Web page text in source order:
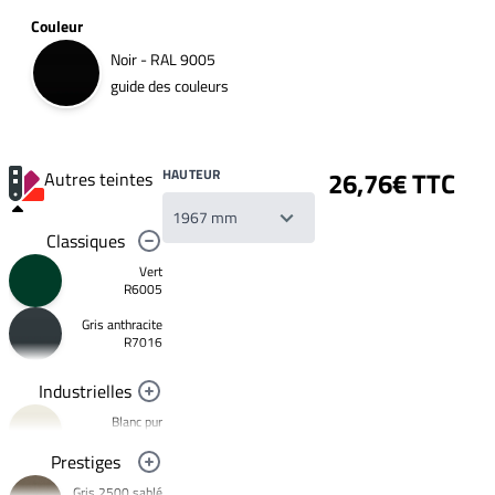
Couleur
Noir - RAL 9005
guide des couleurs
Autres teintes
Classiques
Vert
R6005
Gris anthracite
R7016
Industrielles
Blanc pur
Jaune
signalisation
Prestiges
HAUTEUR 26,76€ TTC
Votre
liste
souhaits
Un
produit
Créer